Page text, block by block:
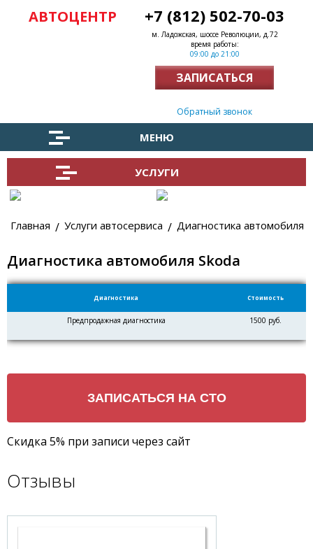
АВТОЦЕНТР +7 (812) 502-70-03
Заказать обратный звонок
м. Ладожская, шоссе Революции, д.72
время работы:
09:00 до 21:00
ЗАПИСАТЬСЯ
МЕНЮ
УСЛУГИ
Главная Услуги автосервиса Диагностика автомобиля
Диагностика автомобиля Skoda
Диагностика Стоимость
Предпродажная диагностика 1500 руб.
Скидка 5% при записи через сайт
Отзывы